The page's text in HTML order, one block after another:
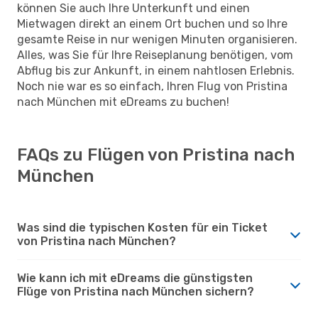
können Sie auch Ihre Unterkunft und einen
Mietwagen direkt an einem Ort buchen und so Ihre
gesamte Reise in nur wenigen Minuten organisieren.
Alles, was Sie für Ihre Reiseplanung benötigen, vom
Abflug bis zur Ankunft, in einem nahtlosen Erlebnis.
Noch nie war es so einfach, Ihren Flug von Pristina
nach München mit eDreams zu buchen!
FAQs zu Flügen von Pristina nach
München
Was sind die typischen Kosten für ein Ticket
von Pristina nach München?
Wie kann ich mit eDreams die günstigsten
Flüge von Pristina nach München sichern?